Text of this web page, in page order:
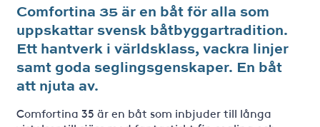
Comfortina 35 är en båt för alla som
uppskattar svensk båtbyggartradition.
Ett hantverk i världsklass, vackra linjer
samt goda seglingsgenskaper. En båt
att njuta av.
Comfortina 35 är en båt som inbjuder till långa